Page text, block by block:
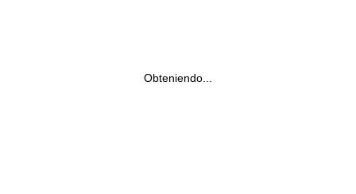
Obteniendo...